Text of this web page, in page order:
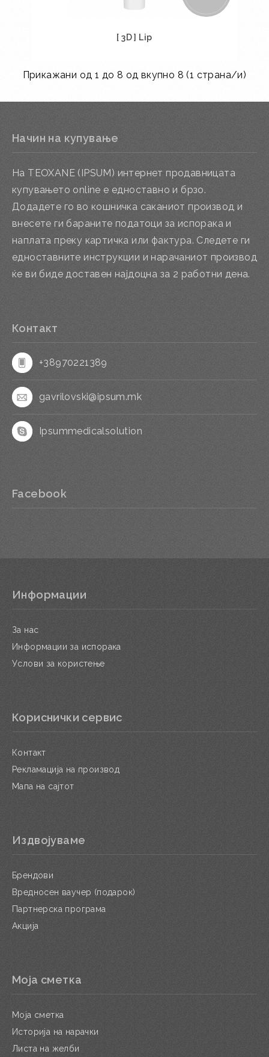
[ 3D ] Lip
Во кошничка
Прикажани од 1 до 8 од вкупно 8 (1 страна/и)
Начин на купување
На TEOXANE (IPSUM) интернет продавницата
купувањето online е едноставно и брзо.
Додадете го во кошничка саканиот производ и
внесете ги бараните податоци за испорака и
наплата преку картичка или фактура. Следете ги
едноставните инструкции и нарачаниот производ
ќе ви биде доставен најдоцна за 2 работни дена.
Контакт
+38970221389
gavrilovski@ipsum.mk
Ipsummedicalsolution
Facebook
Информации
За нас
Информации за испорака
Услови за користење
Кориснички сервис
Контакт
Рекламација на производ
Мапа на сајтот
Издвојуваме
Брендови
Вредносен ваучер (подарок)
Партнерска програма
Акција
Моја сметка
Моја сметка
Историја на нарачки
Листа на желби